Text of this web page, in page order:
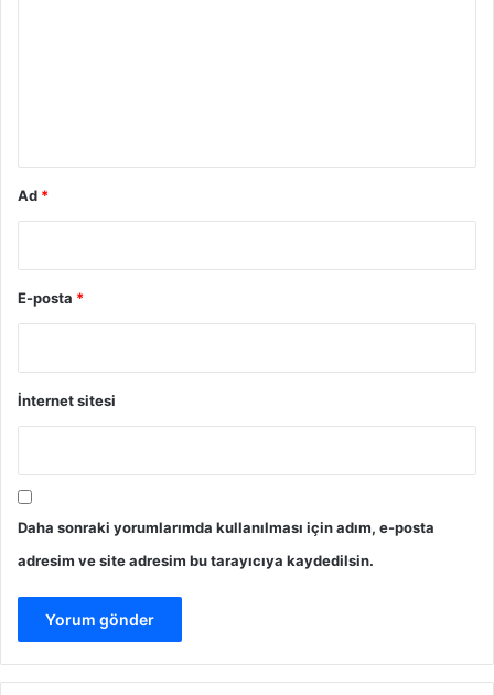
Ad *
E-posta *
İnternet sitesi
Daha sonraki yorumlarımda kullanılması için adım, e-posta
adresim ve site adresim bu tarayıcıya kaydedilsin.